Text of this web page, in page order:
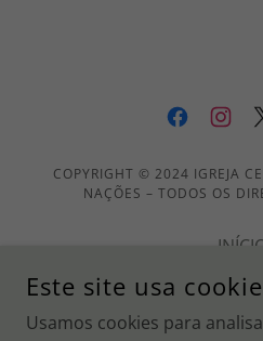
COPYRIGHT © 2024 IGREJA
NAÇÕES – TODOS OS
AO
PEDIDO DE
Este site usa
Usamos cookies para